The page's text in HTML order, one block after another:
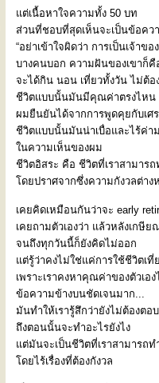
ต่เนื้อหาใจความทั้ง 50 บท
ส่วนที่ชอบที่สุดเห็นจะเป็นข้อค
“อย่าเข้าใจผิดว่า การเป็นเจ้า
บางคนบอก ความฝันของเขาก็คื
จะได้กิน นอน เที่ยวทั้งวัน ไม่ต้อ
ชีวิตแบบนั้นมันมีคุณค่าตรงไหน
ผมยืนยันได้จากการพูดคุยกับเศ
ชีวิตแบบนั้นมันน่าเบื่อและไร้ค่า
นความเห็นของผม
ชีวิตอิสระ คือ ชีวิตที่เราสามาร
ดยปราศจากซึ่งความกังวลต่าง
เคยคิดเหมือนกันว่าจะ early
เคยถามตัวเองว่า แล้วหลังเกษีย
จนถึงทุกวันนี้ก็ยังคิดไม่ออก
ต่รู้ว่าคงไม่ใช่แค่การใช้ชีวิตเที่
เพราะเราคงหาคุณค่าของตัวเอง
ข้อความข้างบนชัดเจนมาก...
มันทำให้เรารู้สึกว่ายังไม่ต้องตอ
ถึงตอนนั้นจะทำอะไรยังไง
ต่มันจะเป็นชีวิตที่เราสามารถท
ดยไร้เรื่องที่ต้องกังวล